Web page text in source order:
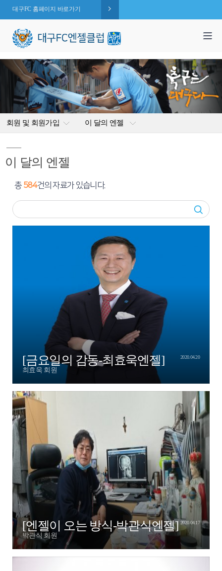
대구FC 홈페이지 바로가기
회원 및 회원가입 이 달의 엔젤
이 달의 엔젤
총 584건의 자료가 있습니다.
[금요일의 감동-최효욱엔젤]
최효욱 회원
2020.04.20
[엔젤이 오는 방식-박관식엔젤]
박관식 회원
2020.04.17